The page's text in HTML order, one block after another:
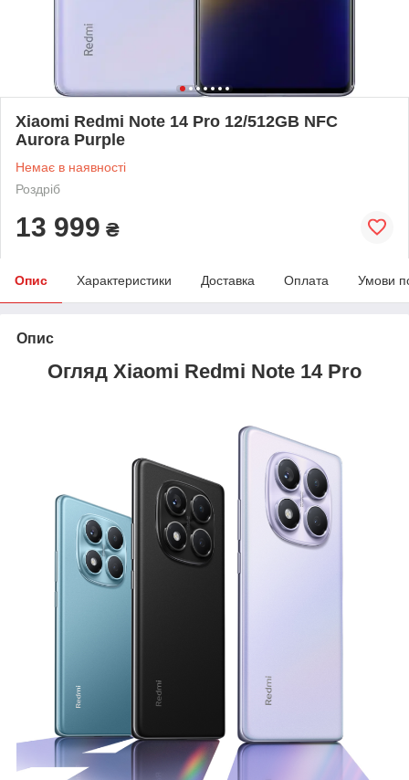
Xiaomi Redmi Note 14 Pro 12/512GB NFC
Aurora Purple
Немає в наявності
Роздріб
13 999 ₴
Опис Характеристики Доставка Оплата Умови
Опис
Огляд Xiaomi Redmi Note 14 Pro